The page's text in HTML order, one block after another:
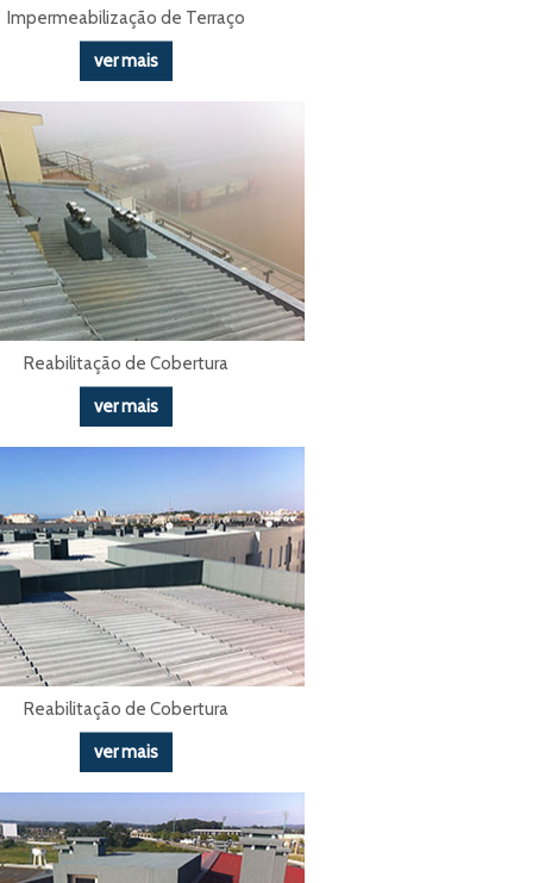
Impermeabilização de Terraço
ver mais
Reabilitação de Cobertura
ver mais
Reabilitação de Cobertura
ver mais